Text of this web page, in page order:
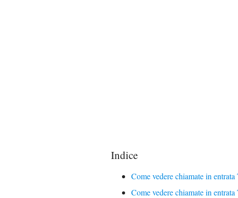
Indice
Come vedere chiamate in
Come vedere chiamate in